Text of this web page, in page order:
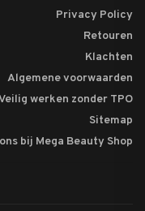
Privacy Policy
Retouren
Klachten
Algemene voorwaarden
werken zonder TPO
Sitemap
bij Mega Beauty Shop